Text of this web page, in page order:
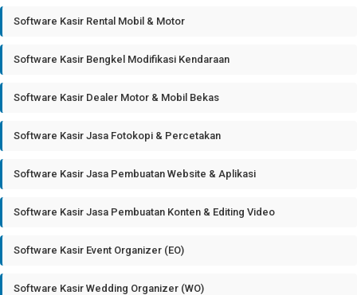
Software Kasir Rental Mobil & Motor
Software Kasir Bengkel Modifikasi Kendaraan
Software Kasir Dealer Motor & Mobil Bekas
Software Kasir Jasa Fotokopi & Percetakan
Software Kasir Jasa Pembuatan Website & Aplikasi
Software Kasir Jasa Pembuatan Konten & Editing Video
Software Kasir Event Organizer (EO)
Software Kasir Wedding Organizer (WO)